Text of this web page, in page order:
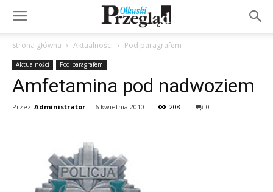
Strona główna Aktualności Pod paragrafem
Aktualności Pod paragrafem
Amfetamina pod nadwoziem
Przez Administrator - 6 kwietnia 2010 208 0